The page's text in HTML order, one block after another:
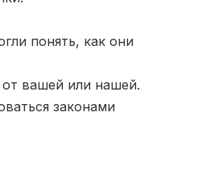
понять, как они
вашей или нашей.
законами